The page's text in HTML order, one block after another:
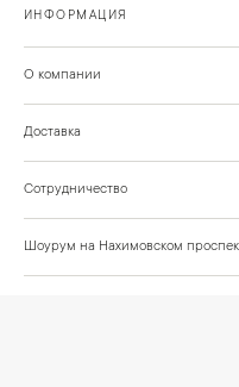
ИНФОРМАЦИЯ
О компании
Доставка
Сотрудничество
Шоурум на Нахимовском